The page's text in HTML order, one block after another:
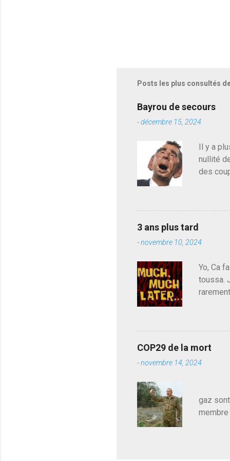
Posts les plus consultés
Bayrou de secours
-décembre 15, 2024
Il y a
nullité
des
déjà le
du
de
3 ans plus tard
-novembre 10, 2024
Yo, Ca
toussa.
Couilles
vouloir,
COP29 de la mort
-novembre 14, 2024
Les
gaz
membre
le